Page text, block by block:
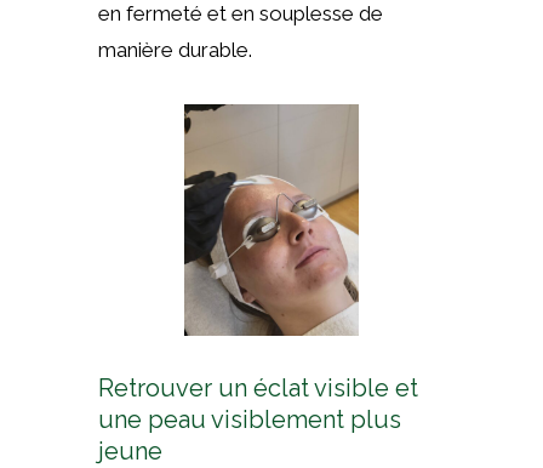
en fermeté et en souplesse de
manière durable.
Retrouver un éclat visible et
une peau visiblement plus
jeune